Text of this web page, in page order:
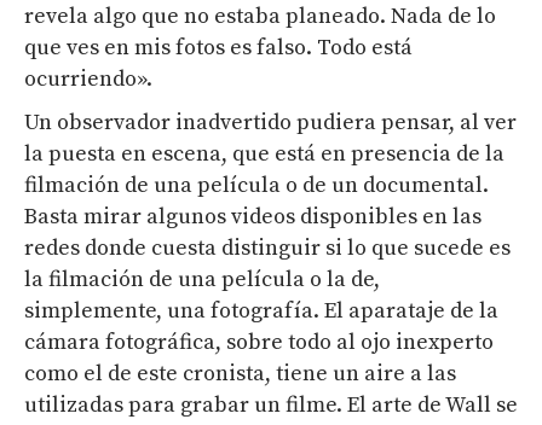
revela algo que no estaba planeado. Nada de lo
que ves en mis fotos es falso. Todo está
ocurriendo».
Un observador inadvertido pudiera pensar, al ver
la puesta en escena, que está en presencia de la
filmación de una película o de un documental.
Basta mirar algunos videos disponibles en las
redes donde cuesta distinguir si lo que sucede es
la filmación de una película o la de,
simplemente, una fotografía. El aparataje de la
cámara fotográfica, sobre todo al ojo inexperto
como el de este cronista, tiene un aire a las
utilizadas para grabar un filme. El arte de Wall se